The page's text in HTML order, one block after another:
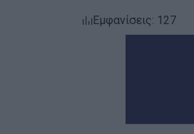
Εμφανίσεις: 127